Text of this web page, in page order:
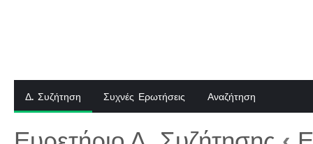
Δ. Συζήτηση Συχνές Ερωτήσεις Αναζήτηση